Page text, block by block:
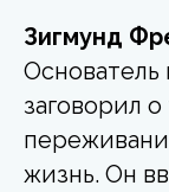
Зигмунд
Основатель
заговорил
жизнь. Он